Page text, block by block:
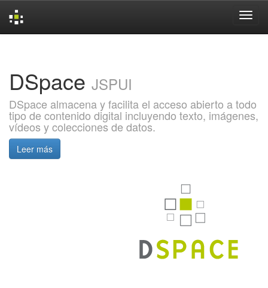
DSpace JSPUI
DSpace almacena y facilita el acceso abierto a todo
tipo de contenido digital incluyendo texto, imágenes,
vídeos y colecciones de datos.
Leer más